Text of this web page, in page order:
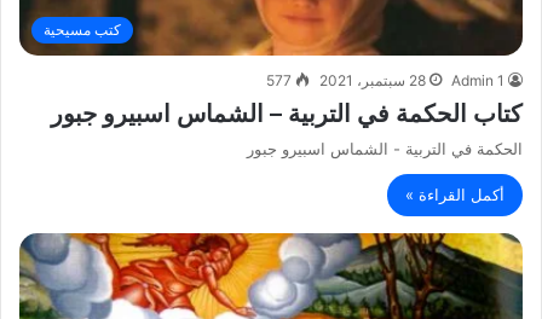
كتب مسيحية
Admin 1 28 سبتمبر، 2021 577
كتاب الحكمة في التربية – الشماس اسبيرو جبور
الحكمة في التربية - الشماس اسبيرو جبور
أكمل القراءة »